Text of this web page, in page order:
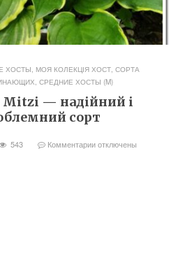
ХОСТЫ, МОЯ КОЛЕКЦІЯ ХОСТ, СОРТА
, СРЕДНИЕ ХОСТЫ (M)
Mitzi — надійний і
сорт
543 Комментарииотключены